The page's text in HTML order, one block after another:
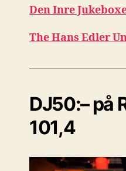
Den Inre
The Hans Edler
DJ50:– på
101,4